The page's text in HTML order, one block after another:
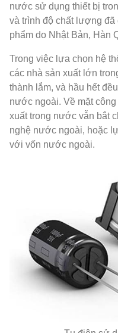
nước sử dụng thiết bị
và trình độ chất lượng
phẩm do Nhật Bản, Hàn
Trong việc lựa chọn hệ
các nhà sản xuất lớn
thành lắm, và hầu hết
nước ngoài. Về mặt
xuất trong nước vẫn bắt
nghệ nước ngoài, hoặc
với vốn nước ngoài.